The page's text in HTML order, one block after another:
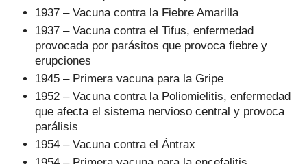
1937 – Vacuna contra la Fiebre Amarilla
1937 – Vacuna contra el Tifus, enfermedad
provocada por parásitos que provoca fiebre y
erupciones
1945 – Primera vacuna para la Gripe
1952 – Vacuna contra la Poliomielitis, enfermedad
que afecta el sistema nervioso central y provoca
parálisis
1954 – Vacuna contra el Ántrax